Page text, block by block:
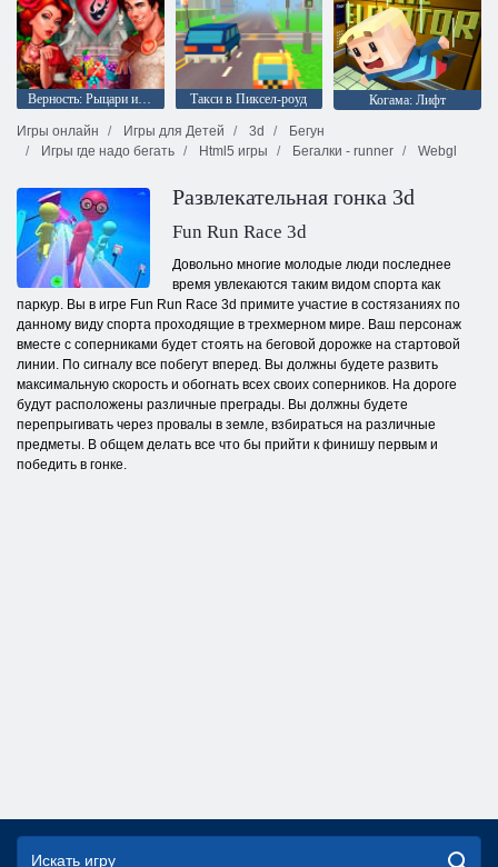
Верность: Рыцари и Принцессы Такси в Пиксел-роуд
Когама: Лифт
Игры онлайн
Игры для Детей 3d
Бегун
Игры где надо бегать
Html5 игры Бегалки - runner Webgl
Развлекательная гонка 3d
Fun Run Race 3d
Довольно многие молодые люди последнее
время увлекаются таким видом спорта как
паркур. Вы в игре Fun Run Race 3d примите участие в состязаниях по
данному виду спорта проходящие в трехмерном мире. Ваш персонаж
вместе с соперниками будет стоять на беговой дорожке на стартовой
линии. По сигналу все побегут вперед. Вы должны будете развить
максимальную скорость и обогнать всех своих соперников. На дороге
будут расположены различные преграды. Вы должны будете
перепрыгивать через провалы в земле, взбираться на различные
предметы. В общем делать все что бы прийти к финишу первым и
победить в гонке.